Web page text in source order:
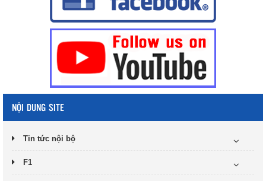
NỘI DUNG SITE
Tin tức nội bộ
F1